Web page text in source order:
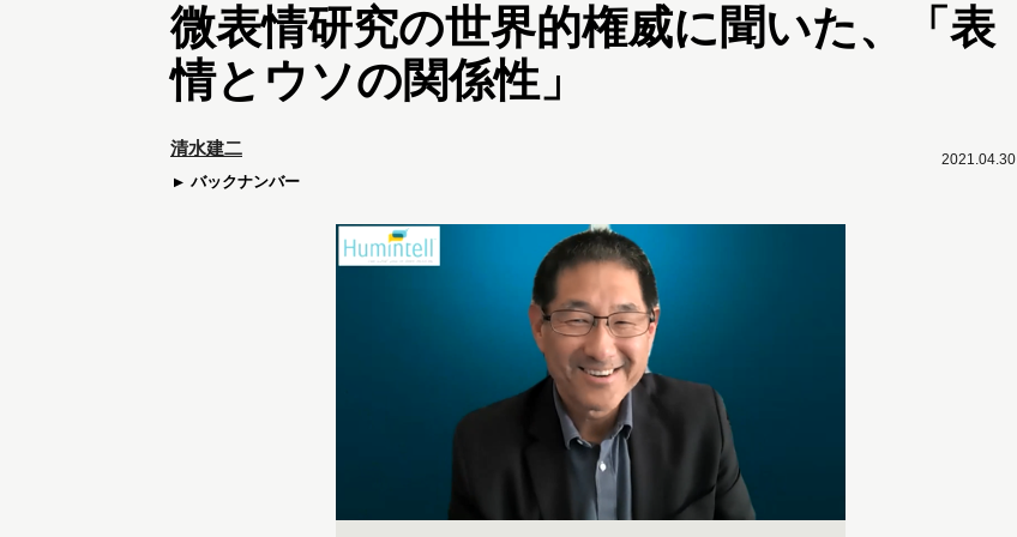
微表情研究の世界的権威に聞いた、「表
情とウソの関係性」
2021.04.30
清水建二
バックナンバー